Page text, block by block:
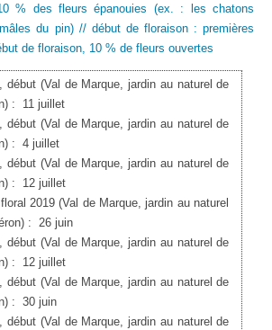
% des fleurs épanouies (ex. : les chatons
du pin) // début de floraison : premières
de floraison, 10 % de fleurs ouvertes
début (Val de Marque, jardin au naturel de
: 11 juillet
début (Val de Marque, jardin au naturel de
: 4 juillet
début (Val de Marque, jardin au naturel de
: 12 juillet
2019 (Val de Marque, jardin au naturel
: 26 juin
début (Val de Marque, jardin au naturel de
: 12 juillet
début (Val de Marque, jardin au naturel de
: 30 juin
début (Val de Marque, jardin au naturel de